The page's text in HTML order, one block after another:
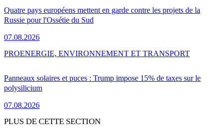
Quatre pays européens mettent en garde contre les projets de la
Russie pour l'Ossétie du Sud
07.08.2026
Panneaux solaires et puces : Trump impose 15% de taxes sur le
polysilicium
07.08.2026
PROENERGIE, ENVIRONNEMENT ET TRANSPORT
PLUS DE CETTE SECTION